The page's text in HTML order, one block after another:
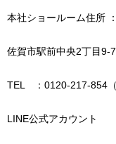
本社ショールーム住所
佐賀市駅前中央2丁目9-
TEL ：0120-217-854（
LINE公式アカウント